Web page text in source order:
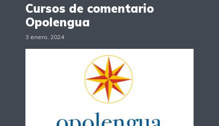
Cursos de comentario
Opolengua
3 enero, 2024